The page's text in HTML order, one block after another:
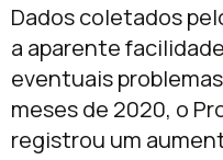
Dados coletados
a aparente
eventuais
meses de 2020, o
registrou um